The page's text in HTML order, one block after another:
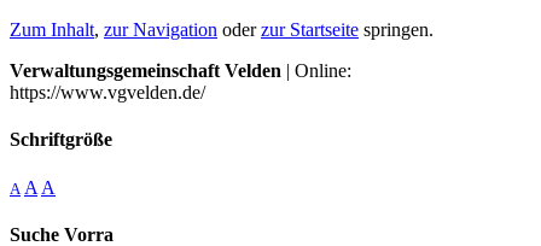
Zum Inhalt, zur Navigation oderzur Startseite springen.
Verwaltungsgemeinschaft Velden | Online:
https://www.vgvelden.de/
Schriftgröße
A A A
Suche Vorra